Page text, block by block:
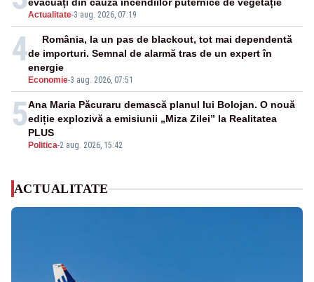
Actualitate-3 aug. 2026, 07:19
4
Economie-3 aug. 2026, 07:51
România, la un pas de blackout, tot mai dependentă
de importuri. Semnal de alarmă tras de un expert în
energie
5
Politica-2 aug. 2026, 15:42
Ana Maria Păcuraru demască planul lui Bolojan. O nouă
ediție explozivă a emisiunii „Miza Zilei” la Realitatea
PLUS
ACTUALITATE